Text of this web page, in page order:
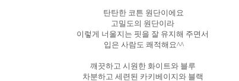
탄탄한 코튼 원단이에요
고밀도의 원단이라
이렇게 너울지는 핏을 잘 유지해 주면서
입은 사람도 쾌적해요^^
깨끗하고 시원한 화이트와 블루
차분하고 세련된 카키베이지와 블랙